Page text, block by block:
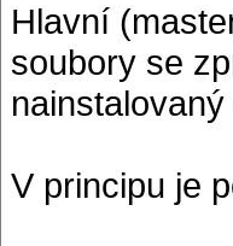
Hlavní
soubory se
V principu je